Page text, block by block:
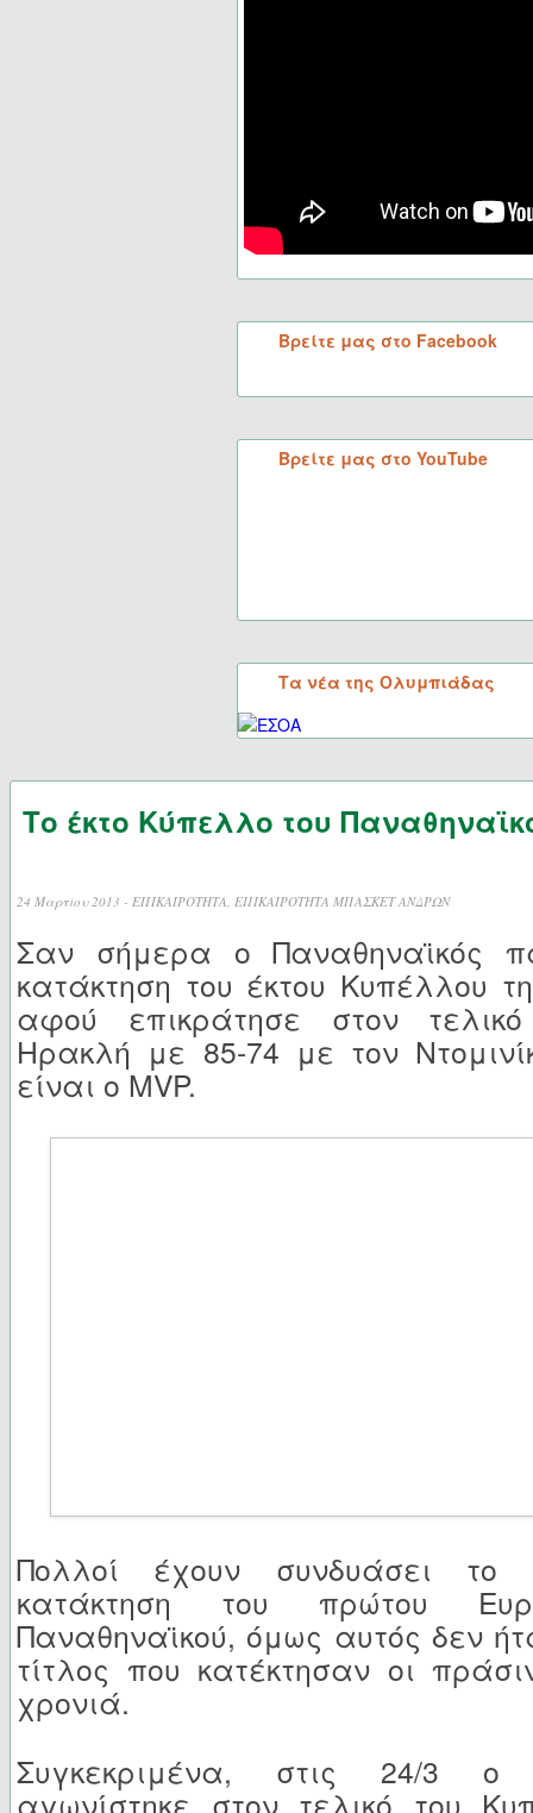
Βρείτε μας στο Facebook
Βρείτε μας στο YouTube
Τα νέα της Ολυμπιάδας
Το έκτο Κύπελλο του
24 Μαρτίου 2013 - ΕΠΙΚΑΙΡΟΤΗΤΑ, ΕΠΙΚΑΙΡΟΤΗΤΑ ΜΠΑΣΚΕΤ ΑΝΔΡΩΝ
Σαν σήμερα ο Παναθηναϊκός
κατάκτηση του έκτου Κυπέλλου
αφού επικράτησε στον
Ηρακλή με 85-74 με τον
είναι ο MVP.
Πολλοί έχουν συνδυάσει
κατάκτηση του πρώτου
Παναθηναϊκού, όμως αυτός δεν
τίτλος που κατέκτησαν οι
χρονιά.
Συγκεκριμένα, στις 24/3 ο
αγωνίστηκε στον τελικό του